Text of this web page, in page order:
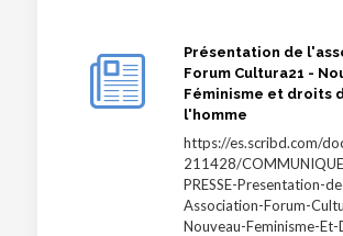
Présentation de
Forum Cultura21 -
Féminisme et droits
l'homme
https://es.scribd.com/
211428/
PRESSE-Presentation-
Association-Forum-
Nouveau-Feminisme-